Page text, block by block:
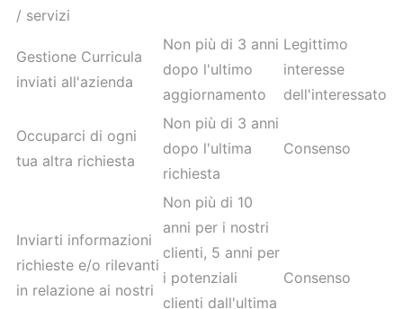
/ servizi
Gestione Curricula
inviati all'azienda
Non più di 3 anni
dopo l'ultimo
aggiornamento
Legittimo
interesse
dell'interessato
Occuparci di ogni
tua altra richiesta
Non più di 3 anni
dopo l'ultima
richiesta
Consenso
Inviarti informazioni
richieste e/o rilevanti
in relazione ai nostri
Non più di 10
anni per i nostri
clienti, 5 anni per
i potenziali
clienti dall'ultima
Consenso